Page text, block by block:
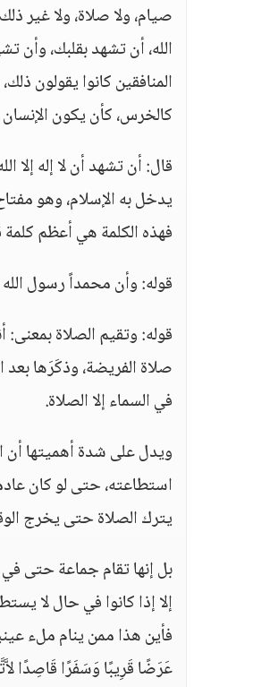
صيام، ولا صلاة، ولا غير
الله، أن تشهد بقلبك، وأن
المنافقين كانوا يقولون
كالخرس، كأن يكون
قال: أن تشهد أن لا إله إلا
يدخل به الإسلام، وهو
فهذه الكلمة هي أعظم كلمة
قوله: وأن محمداً رسول الله
في السماء إلا الصلاة.
استطاعته، حتى لو كان
يترك الصلاة حتى يخرج
إلا إذا كانوا في حال لا
فأين هذا ممن ينام ملء
عَرَضًا قَرِيبًا وَسَفَرًا قَاصِدًا